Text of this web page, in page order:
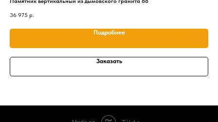
36 975 р.
Подробнее
Заказать